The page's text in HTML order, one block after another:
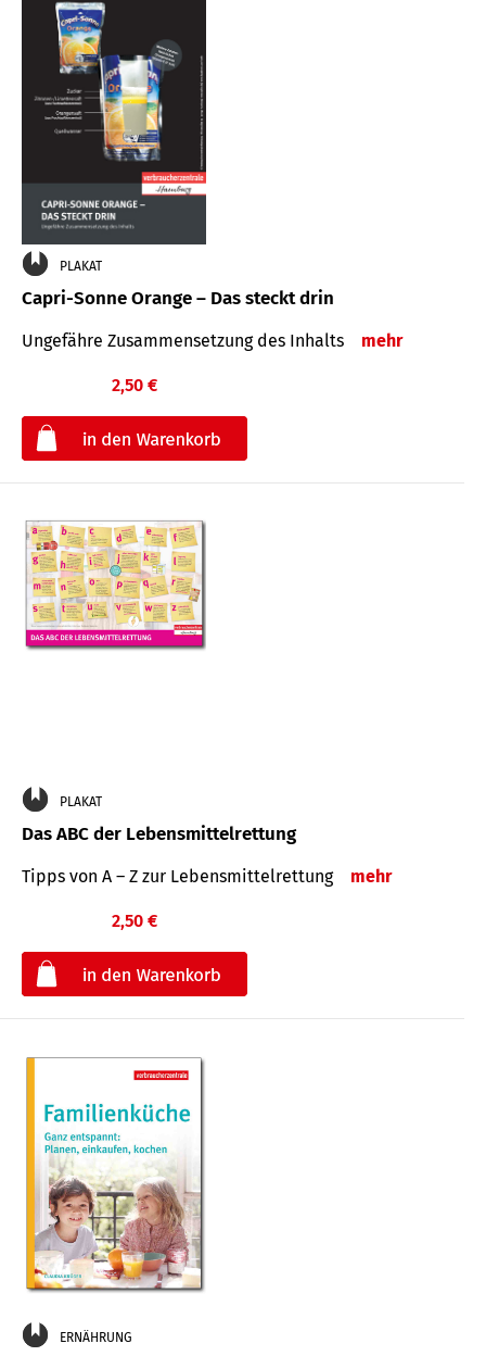
PLAKAT
Capri-Sonne Orange – Das steckt drin
Ungefähre Zu­sammen­setzung des Inhalts mehr
2,50 €
PLAKAT
Das ABC der Lebensmittelrettung
Tipps von A – Z zur Lebensmittelrettung mehr
2,50 €
ERNÄHRUNG